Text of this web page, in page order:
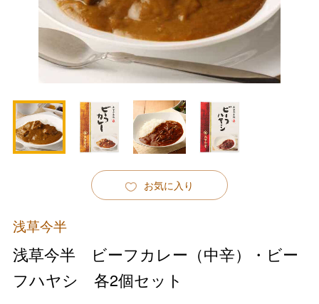
お気に入り
浅草今半
浅草今半 ビーフカレー（中辛）・ビー
フハヤシ 各2個セット